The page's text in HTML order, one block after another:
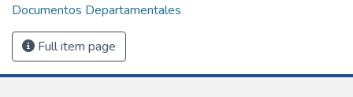
Documentos Departamentales
Full item page